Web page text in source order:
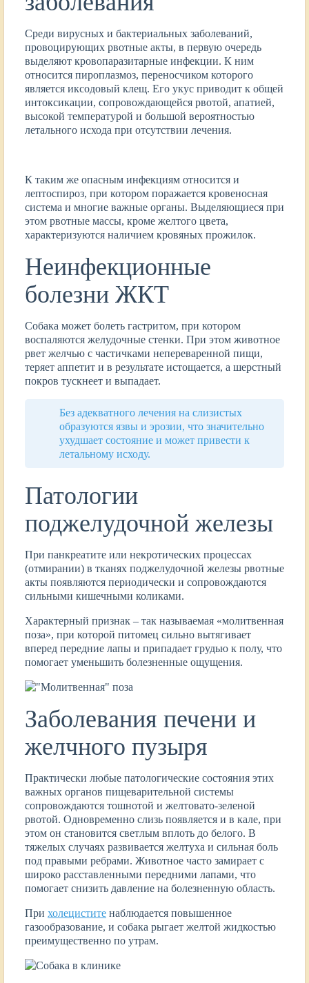
Среди вирусных и бактериальных заболеваний,
провоцирующих рвотные акты, в первую очередь
выделяют кровопаразитарные инфекции. К ним
относится пироплазмоз, переносчиком которого
является иксодовый клещ. Его укус приводит к общей
интоксикации, сопровождающейся рвотой, апатией,
высокой температурой и большой вероятностью
летального исхода при отсутствии лечения.
К таким же опасным инфекциям относится и
лептоспироз, при котором поражается кровеносная
система и многие важные органы. Выделяющиеся при
этом рвотные массы, кроме желтого цвета,
характеризуются наличием кровяных прожилок.
Неинфекционные
болезни ЖКТ
Собака может болеть гастритом, при котором
воспаляются желудочные стенки. При этом животное
рвет желчью с частичками непереваренной пищи,
теряет аппетит и в результате истощается, а шерстный
покров тускнеет и выпадает.
Без адекватного лечения на слизистых
образуются язвы и эрозии, что значительно
ухудшает состояние и может привести к
летальному исходу.
Патологии
поджелудочной железы
При панкреатите или некротических процессах
(отмирании) в тканях поджелудочной железы рвотные
акты появляются периодически и сопровождаются
сильными кишечными коликами.
Характерный признак – так называемая «молитвенная
поза», при которой питомец сильно вытягивает
вперед передние лапы и припадает грудью к полу, что
помогает уменьшить болезненные ощущения.
Заболевания печени и
желчного пузыря
Практически любые патологические состояния этих
важных органов пищеварительной системы
сопровождаются тошнотой и желтовато-зеленой
рвотой. Одновременно слизь появляется и в кале, при
этом он становится светлым вплоть до белого. В
тяжелых случаях развивается желтуха и сильная боль
под правыми ребрами. Животное часто замирает с
широко расставленными передними лапами, что
помогает снизить давление на болезненную область.
При холецистите наблюдается повышенное
газообразование, и собака рыгает желтой жидкостью
преимущественно по утрам.